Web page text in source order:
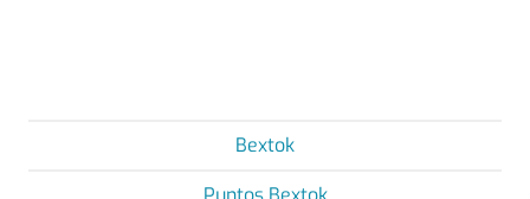
Bextok